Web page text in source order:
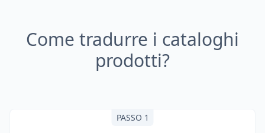
Come tradurre i cataloghi
prodotti?
PASSO 1